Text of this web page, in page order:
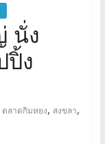
นั่ง
ปิ้ง
ตลาดกิมหยง, สงขลา,